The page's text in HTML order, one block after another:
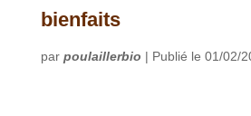
bienfaits
par poulaillerbio | Publié le 01/02/